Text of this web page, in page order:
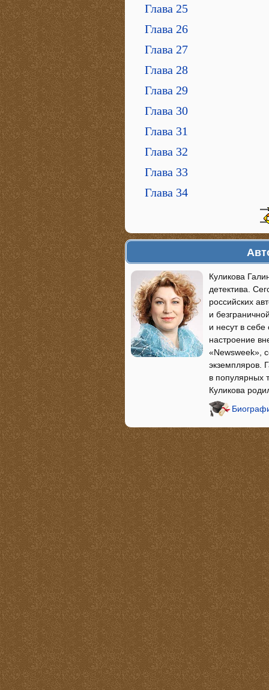
Глава 25
Глава 26
Глава 27
Глава 28
Глава 29
Глава 30
Глава 31
Глава 32
Глава 33
Глава 34
Куликова
детектива.
российских
и
и несут в
настроение
«Newsweek»,
экземпляров.
в популярных
Куликова